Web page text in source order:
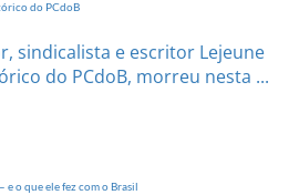
do PCdoB
sindicalista e escritor Lejeune
do PCdoB, morreu nesta ...
e o que ele fez com o Brasil